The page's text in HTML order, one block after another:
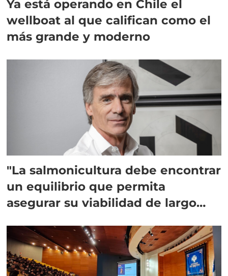
Ya está operando en Chile el
wellboat al que califican como el
más grande y moderno
"La salmonicultura debe encontrar
un equilibrio que permita
asegurar su viabilidad de largo